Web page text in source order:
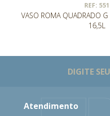
REF: 551
VASO ROMA QUADRADO
16,5L
DIGITE
Atendimento